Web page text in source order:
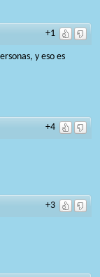
+1
y eso es
+4
+3